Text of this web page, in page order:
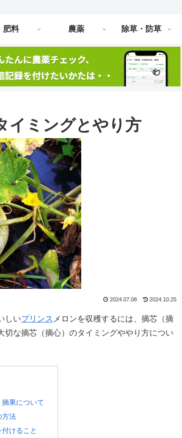
肥料 農薬 除草・防草
ミングとやり方
2024.07.08 2024.10.25
しいプリンス メロンを収穫するには、摘芯（摘
な摘芯（摘心）のタイミングややり方につい
果について
方法
けること